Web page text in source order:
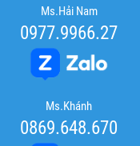
Ms.Hải Nam
0977.9966.27
Ms.Khánh
0869.648.670